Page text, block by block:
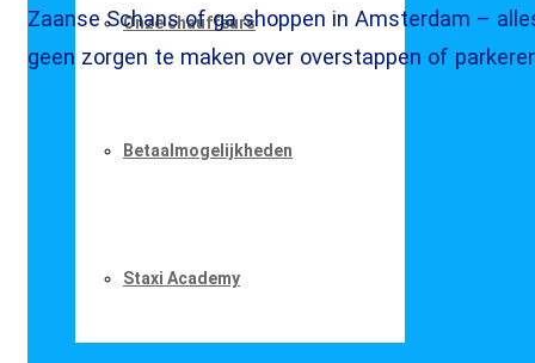
Onze chauffeurs
Betaalmogelijkheden
Staxi Academy
Zaanse Schans of ga shoppen in Amsterdam –
geen zorgen te maken over overstappen of